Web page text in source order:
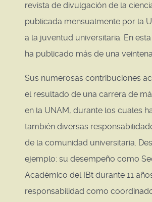
revista de divulgación de la
publicada mensualmente por la
a la juventud universitaria. En
ha publicado más de una
Sus numerosas contribuciones
el resultado de una carrera de
en la UNAM, durante los cuales
también diversas
de la comunidad universitaria.
ejemplo: su desempeño como
Académico del IBt durante 11
responsabilidad como